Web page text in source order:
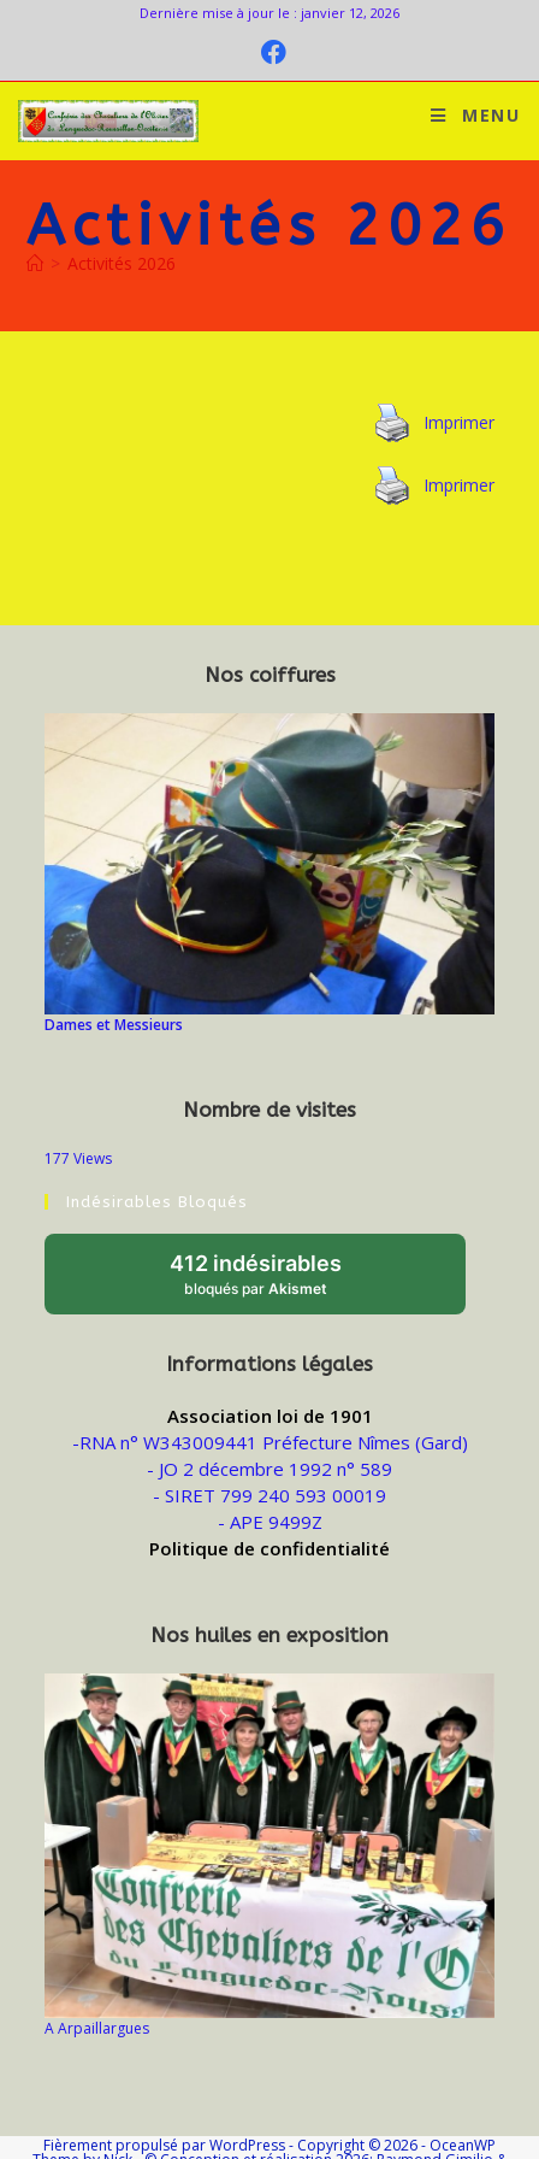
Dernière mise à jour le : janvier 12, 2026
MENU
Activités 2026
> Activités 2026
Imprimer
Imprimer
Nos coiffures
Dames et Messieurs
Nombre de visites
177 Views
Indésirables Bloqués
412 indésirables
bloqués par Akismet
Informations légales
Association loi de 1901
-RNA n° W343009441 Préfecture Nîmes (Gard)
- JO 2 décembre 1992 n° 589
- SIRET 799 240 593 00019
- APE 9499Z
Politique de confidentialité
Nos huiles en exposition
A Arpaillargues
Fièrement propulsé par WordPress - Copyright © 2026 - OceanWP